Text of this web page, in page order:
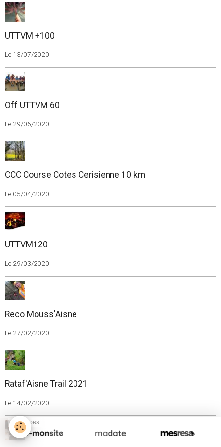
UTTVM +100
Le 13/07/2020
Off UTTVM 60
Le 29/06/2020
CCC Course Cotes Cerisienne 10 km
Le 05/04/2020
UTTVM120
Le 29/03/2020
Reco Mouss'Aisne
Le 27/02/2020
Rataf'Aisne Trail 2021
Le 14/02/2020
SPONSORS